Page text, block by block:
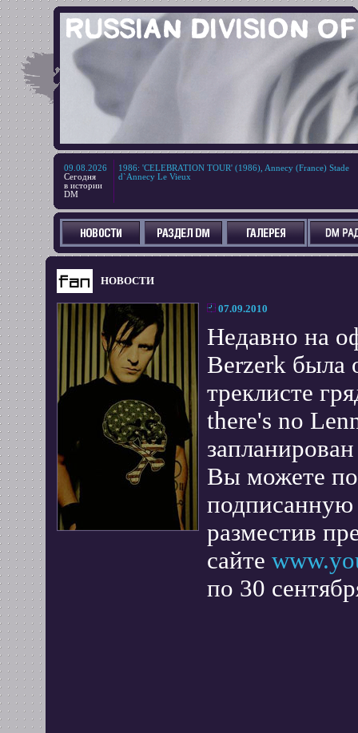
09.08.2026
Сегодня
в истории
DM
1986: 'CELEBRATION TOUR' (1986), Annecy (France) Stade
d`Annecy Le Vieux
НОВОСТИ
07.09.2010
Недавно на
Berzerk была
треклисте
there's no
Вы можете
подписанную
разместив
сайте
по 30